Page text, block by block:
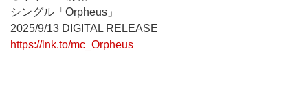
シングル「Orpheus」
2025/9/13 DIGITAL RELEASE
https://lnk.to/mc_Orpheus